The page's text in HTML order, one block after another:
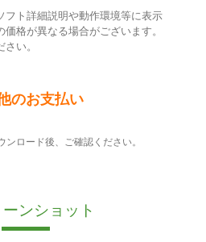
ト詳細説明や動作環境等に表示
格が異なる場合がございます。
い。
のお支払い
ロード後、ご確認ください。
ーンショット